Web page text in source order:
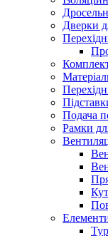
Дверки
Подача
Рамки